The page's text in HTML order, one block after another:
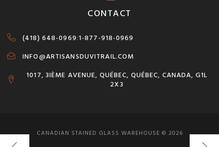
CONTACT
(418) 648-0969:1-877-918-0969
INFO@ARTISANSDUVITRAIL.COM
1017, 3IÈME AVENUE, QUÉBEC, QUÉBEC, CANADA, G1L
2X3
CANADIAN STAINED GLASS WAREHOUSE © 2026